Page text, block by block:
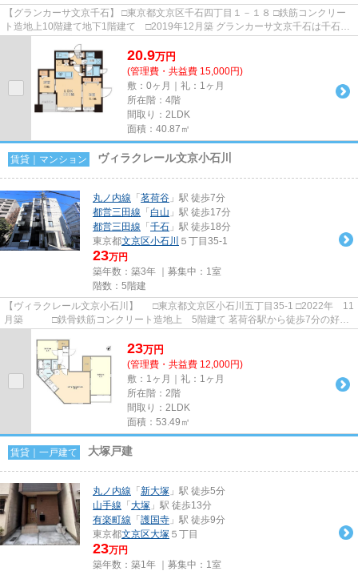
【グランカーサ文京千石】 □東京都文京区千石四丁目１－１８ □鉄筋コンクリー
ト造地上10階建て地下1階建て □2019年12月築 グランカーサ文京千石は千石駅
20.9万円
(管理費・共益費 15,000円)
敷：0ヶ月｜礼：1ヶ月
所在階：4階
間取り：2LDK
面積：40.87㎡
賃貸｜マンション ヴィラクレール文京小石川
丸ノ内線 「 茗荷谷 」駅 徒歩7分
都営三田線 「 白山 」駅 徒歩17分
都営三田線 「 千石 」駅 徒歩18分
東京都文京区小石川 ５丁目35-1
23万円
築年数：築3年 ｜募集中： 1室
階数：5階建
【ヴィラクレール文京小石川】 □東京都文京区小石川五丁目35-1 □2022年 11
月築 □鉄骨鉄筋コンクリート造地上 5階建て 茗荷谷駅から徒歩7分の好立
23万円
(管理費・共益費 12,000円)
敷：1ヶ月｜礼：1ヶ月
所在階：2階
間取り：2LDK
面積：53.49㎡
賃貸｜一戸建て 大塚戸建
丸ノ内線 「 新大塚 」駅 徒歩5分
山手線 「 大塚 」駅 徒歩13分
有楽町線 「 護国寺 」駅 徒歩9分
東京都文京区大塚 ５丁目
23万円
築年数：築1年 ｜募集中： 1室